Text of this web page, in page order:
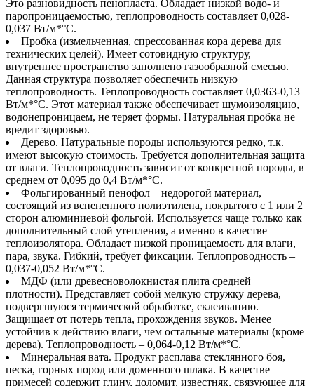
Это разновидность пенопласта. Обладает низкой водо- и
паропроницаемостью, теплопроводность составляет 0,028-
0,037 Вт/м*°С.
Пробка (измельченная, спрессованная кора дерева для
технических целей). Имеет сотовидную структуру,
внутреннее пространство заполнено газообразной смесью.
Данная структура позволяет обеспечить низкую
теплопроводность. Теплопроводность составляет 0,0363-0,13
Вт/м*°С. Этот материал также обеспечивает шумоизоляцию,
водонепроницаем, не теряет формы. Натуральная пробка не
вредит здоровью.
Дерево. Натуральные породы используются редко, т.к.
имеют высокую стоимость. Требуется дополнительная защита
от влаги. Теплопроводность зависит от конкретной породы, в
среднем от 0,095 до 0,4 Вт/м*°С.
Фольгированный пенофол – недорогой материал,
состоящий из вспененного полиэтилена, покрытого с 1 или 2
сторон алюминиевой фольгой. Используется чаще только как
дополнительный слой утепления, а именно в качестве
теплоизолятора. Обладает низкой проницаемость для влаги,
пара, звука. Гибкий, требует фиксации. Теплопроводность –
0,037-0,052 Вт/м*°С.
МДФ (или древесноволокнистая плита средней
плотности). Представляет собой мелкую стружку дерева,
подвергшуюся термической обработке, склеиванию.
Защищает от потерь тепла, прохождения звуков. Менее
устойчив к действию влаги, чем остальные материалы (кроме
дерева). Теплопроводность – 0,064-0,12 Вт/м*°С.
Минеральная вата. Продукт расплава стеклянного боя,
песка, горных пород или доменного шлака. В качестве
примесей содержит глину, доломит, известняк, связующее для